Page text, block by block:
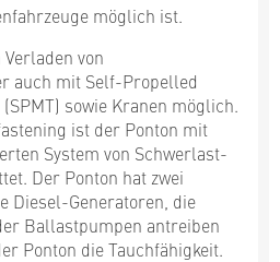
möglich ist.
von
auch mit Self-Propelled
sowie Kranen möglich.
ist der Ponton mit
System von Schwerlast-
Der Ponton hat zwei
Diesel-Generatoren, die
Ballastpumpen antreiben
Ponton die Tauchfähigkeit.